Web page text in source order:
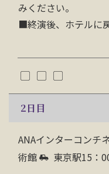
みください。
■終演後、ホテルに
2日目
ANAインターコンチ
術館
東京駅15：